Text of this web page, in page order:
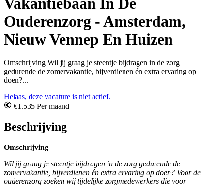
Ouderenzorg - Amsterdam,
Nieuw Vennep En Huizen
Omschrijving Wil jij graag je steentje bijdragen in de zorg
gedurende de zomervakantie, bijverdienen én extra ervaring op
doen?...
Helaas, deze vacature is niet actief.
€1.535 Per maand
Beschrijving
Omschrijving
Wil jij graag je steentje bijdragen in de zorg gedurende de
zomervakantie, bijverdienen én extra ervaring op doen? Voor de
ouderenzorg zoeken wij tijdelijke zorgmedewerkers die voor